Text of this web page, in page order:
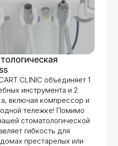
CLINIC объединяет 1
инструмента и 2
включая компрессор и
тележке! Помимо
стоматологической
гибкость для
престарелых или